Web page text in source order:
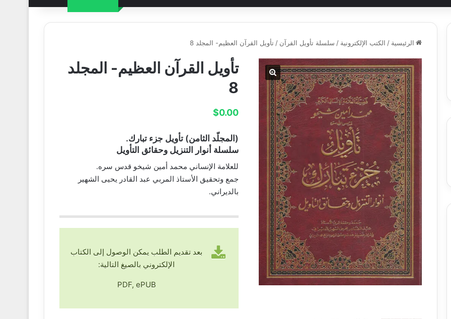
الرئيسية / الكتب الإلكترونية / سلسلة تأويل القرآن / تأويل القرآن العظيم- المجلد 8
تأويل القرآن العظيم- المجلد
8
$0.00
(المجلّد الثامن) تأويل جزء تبارك.
سلسلة أنوار التنزيل وحقائق التأويل
للعلامة الإنساني محمد أمين شيخو قدس سره.
جمع وتحقيق الأستاذ المربي عبد القادر يحيى الشهير
بالديراني.
بعد تقديم الطلب يمكن الوصول إلى الكتاب
الإلكتروني بالصيغ التالية:
PDF, ePUB